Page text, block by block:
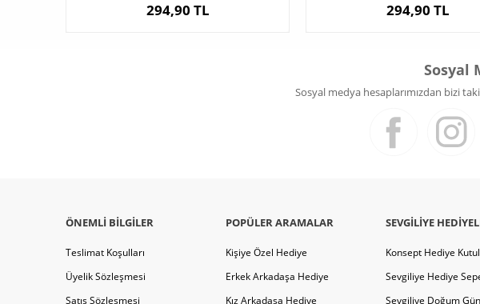
294,90 TL 294,90 TL
Sosyal
Sosyal medya hesaplarımızdan bizi
ÖNEMLI BILGILER
Teslimat Koşulları
Üyelik Sözleşmesi
Satış Sözleşmesi
POPÜLER ARAMALAR
Kişiye Özel Hediye
Erkek Arkadaşa Hediye
Kız Arkadaşa Hediye
SEVGILIYE
Konsept Hediye
Sevgiliye Hediye
Sevgiliye Doğum